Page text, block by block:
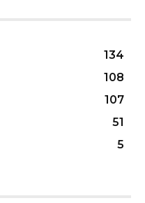
134
108
107
51
5